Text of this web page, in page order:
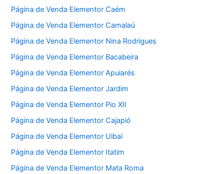
Página de Venda Elementor Caém
Página de Venda Elementor Camalaú
Página de Venda Elementor Nina Rodrigues
Página de Venda Elementor Bacabeira
Página de Venda Elementor Apuiarés
Página de Venda Elementor Jardim
Página de Venda Elementor Pio XII
Página de Venda Elementor Cajapió
Página de Venda Elementor Uibaí
Página de Venda Elementor Itatim
Página de Venda Elementor Mata Roma